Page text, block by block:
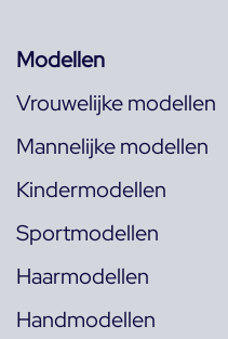
Modellen
Vrouwelijke modellen
Mannelijke modellen
Kindermodellen
Sportmodellen
Haarmodellen
Handmodellen